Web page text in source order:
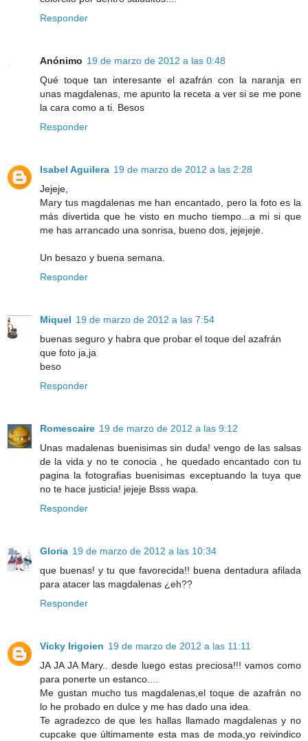
Responder
Anónimo 19 de marzo de 2012 a las 0:48
Qué toque tan interesante el azafrán con la naranja en
unas magdalenas, me apunto la receta a ver si se me pone
la cara como a ti. Besos
Responder
Isabel Aguilera 19 de marzo de 2012 a las 2:28
Jejeje,
Mary tus magdalenas me han encantado, pero la foto es la
más divertida que he visto en mucho tiempo...a mi si que
me has arrancado una sonrisa, bueno dos, jejejeje.
Un besazo y buena semana.
Responder
Miquel 19 de marzo de 2012 a las 7:54
buenas seguro y habra que probar el toque del azafrán
que foto ja,ja
beso
Responder
Romescaire 19 de marzo de 2012 a las 9:12
Unas madalenas buenisimas sin duda! vengo de las salsas
de la vida y no te conocia , he quedado encantado con tu
pagina la fotografias buenisimas exceptuando la tuya que
no te hace justicia! jejeje Bsss wapa.
Responder
Gloria 19 de marzo de 2012 a las 10:34
que buenas! y tu que favorecida!! buena dentadura afilada
para atacer las magdalenas ¿eh??
Responder
Vicky Irigoien 19 de marzo de 2012 a las 11:11
JA JA JA Mary.. desde luego estas preciosa!!! vamos como
para ponerte un estanco....
Me gustan mucho tus magdalenas,el toque de azafrán no
lo he probado en dulce y me has dado una idea.
Te agradezco de que les hallas llamado magdalenas y no
cupcake que últimamente esta mas de moda,yo reivindico